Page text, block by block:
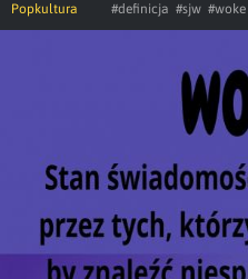
Popkultura #definicja #sjw #woke